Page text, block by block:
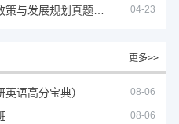
04-23
更多>>
语高分宝典） 08-06
08-06